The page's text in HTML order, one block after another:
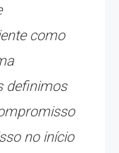
como
definimos
no início